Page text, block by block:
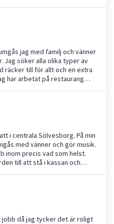
jag med familj och vänner
räcker till för allt och en extra
har arbetat på restaurang
i centrala Sölvesborg. På min
med vänner och gör musik.
inom precis vad som helst.
till att stå i kassan och
person med god
jobb då jag tycker det är roligt